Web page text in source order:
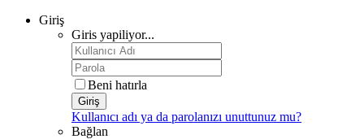
Giriş
Giris yapiliyor...
Beni hatırla
Giriş
Kullanıcı adı ya da parolanızı unuttunuz mu?
Bağlan